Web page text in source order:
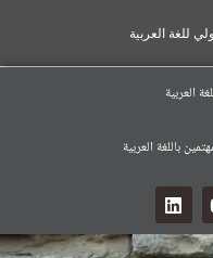
للغة العربية
العربية
باللغة العربية